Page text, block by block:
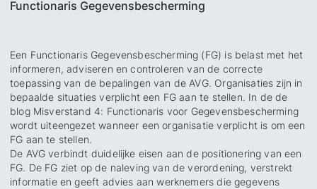
Functionaris Gegevensbescherming
Een Functionaris Gegevensbescherming (FG) is belast met het
informeren, adviseren en controleren van de correcte
toepassing van de bepalingen van de AVG. Organisaties zijn in
bepaalde situaties verplicht een FG aan te stellen. In de de
blog Misverstand 4: Functionaris voor Gegevensbescherming
wordt uiteengezet wanneer een organisatie verplicht is om een
FG aan te stellen.
De AVG verbindt duidelijke eisen aan de positionering van een
FG. De FG ziet op de naleving van de verordening, verstrekt
informatie en geeft advies aan werknemers die gegevens